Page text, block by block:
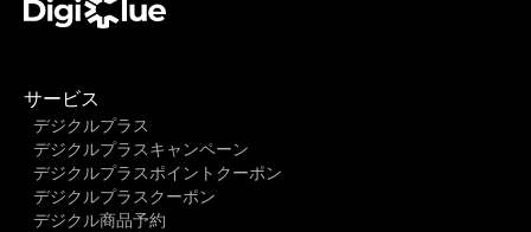
サービス
デジクルプラス
デジクルプラスキャンペーン
デジクルプラスポイントクーポン
デジクルプラスクーポン
デジクル商品予約